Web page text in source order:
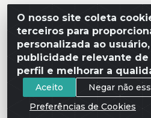
O nosso site coleta
terceiros para
personalizada ao
publicidade relevante
perfil e melhorar a
Aceito
Negar não
Preferências de Cookies
Lívia Distribuidora - Av.
Toninho, São José do Rio
000 - CNPJ